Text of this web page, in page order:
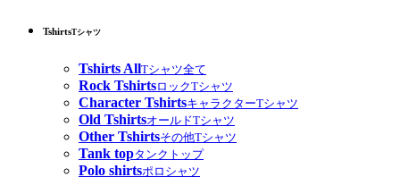
TshirtsTシャツ
Tshirts AllTシャツ全て
Rock TshirtsロックTシャツ
Character TshirtsキャラクターTシャツ
Old TshirtsオールドTシャツ
Other Tshirtsその他Tシャツ
Tank topタンクトップ
Polo shirtsポロシャツ